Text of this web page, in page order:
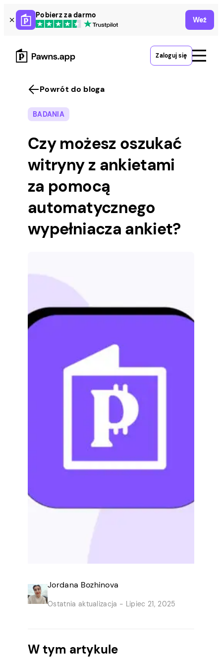
Skip
to
content
Pobierz za darmo
Weź
Zaloguj się
Powrót do bloga
BADANIA
Czy możesz oszukać
witryny z ankietami
za pomocą
automatycznego
wypełniacza ankiet?
Jordana Bozhinova
Ostatnia aktualizacja - Lipiec 21, 2025
W tym artykule